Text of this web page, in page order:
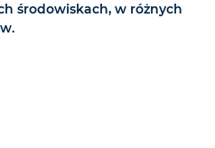
środowiskach, w różnych